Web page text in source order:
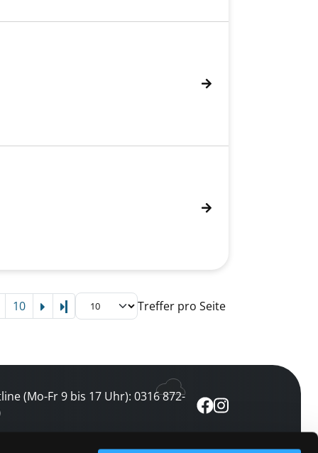
10 Letzte Seite Treffer pro Seite
(Mo-Fr 9 bis 17 Uhr): 0316 872-